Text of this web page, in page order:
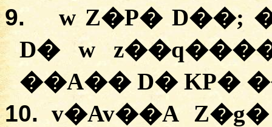
9.
w Z�P�D��;
D� w
��A��D� KP��
10. v�Av��A Z�g�